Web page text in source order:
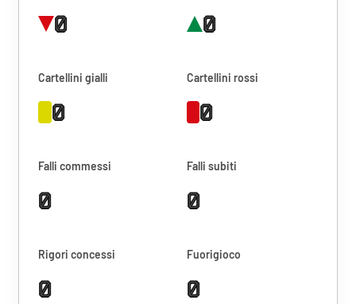
0 0
Cartellini gialli
0
Cartellini rossi
0
Falli commessi
0
Falli subiti
0
Rigori concessi
0
Fuorigioco
0